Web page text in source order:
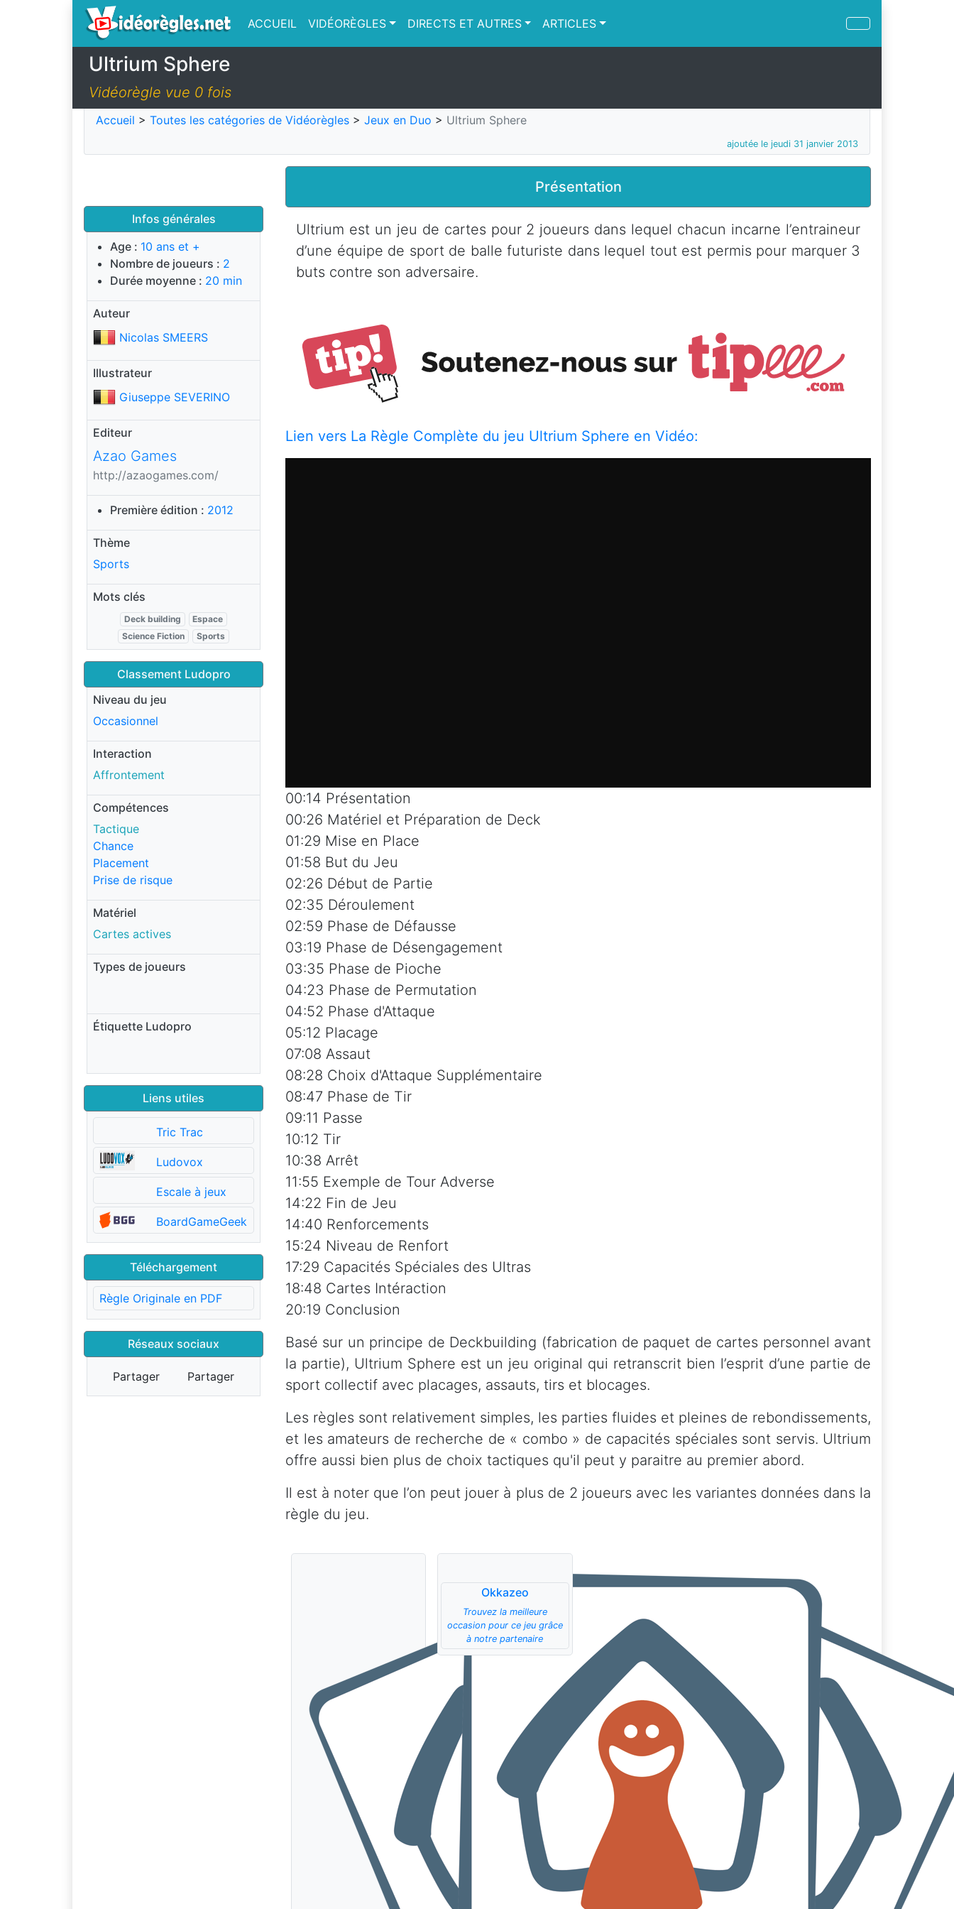
ACCUEIL VIDÉORÈGLES DIRECTS ET AUTRES ARTICLES
Ultrium Sphere
Vidéorègle vue 0 fois
Accueil > Toutes les catégories de Vidéorègles > Jeux en Duo > Ultrium Sphere
ajoutée le jeudi 31 janvier 2013
Infos générales
Age : 10 ans et +
Nombre de joueurs : 2
Durée moyenne : 20 min
Auteur
Nicolas SMEERS
Illustrateur
Giuseppe SEVERINO
Editeur
Azao Games
http://azaogames.com/
Première édition : 2012
Thème
Sports
Mots clés
Deck building
Espace
Science Fiction
Sports
Classement Ludopro
Niveau du jeu
Occasionnel
Interaction
Affrontement
Compétences
Tactique
Chance
Placement
Prise de risque
Matériel
Cartes actives
Types de joueurs
Étiquette Ludopro
Liens utiles
Tric Trac
Ludovox
Escale à jeux
BoardGameGeek
Téléchargement
Règle Originale en PDF
Réseaux sociaux
Partager Partager
Présentation
Ultrium est un jeu de cartes pour 2 joueurs dans lequel chacun incarne l’entraineur
d’une équipe de sport de balle futuriste dans lequel tout est permis pour marquer 3
buts contre son adversaire.
Lien vers La Règle Complète du jeu Ultrium Sphere en Vidéo:
00:14 Présentation
00:26 Matériel et Préparation de Deck
01:29 Mise en Place
01:58 But du Jeu
02:26 Début de Partie
02:35 Déroulement
02:59 Phase de Défausse
03:19 Phase de Désengagement
03:35 Phase de Pioche
04:23 Phase de Permutation
04:52 Phase d'Attaque
05:12 Placage
07:08 Assaut
08:28 Choix d'Attaque Supplémentaire
08:47 Phase de Tir
09:11 Passe
10:12 Tir
10:38 Arrêt
11:55 Exemple de Tour Adverse
14:22 Fin de Jeu
14:40 Renforcements
15:24 Niveau de Renfort
17:29 Capacités Spéciales des Ultras
18:48 Cartes Intéraction
20:19 Conclusion
Basé sur un principe de Deckbuilding (fabrication de paquet de cartes personnel avant
la partie), Ultrium Sphere est un jeu original qui retranscrit bien l’esprit d’une partie de
sport collectif avec placages, assauts, tirs et blocages.
Les règles sont relativement simples, les parties fluides et pleines de rebondissements,
et les amateurs de recherche de « combo » de capacités spéciales sont servis. Ultrium
offre aussi bien plus de choix tactiques qu'il peut y paraitre au premier abord.
Il est à noter que l’on peut jouer à plus de 2 joueurs avec les variantes données dans la
règle du jeu.
Okkazeo
Trouvez la meilleure
occasion pour ce jeu grâce
à notre partenaire